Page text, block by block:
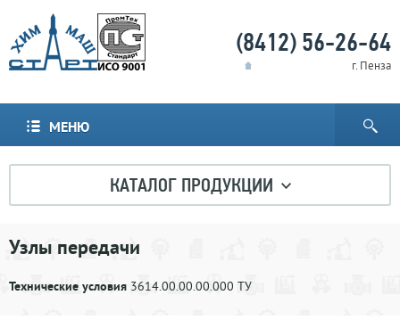
(8412) 56-26-64
г. Пенза
МЕНЮ
КАТАЛОГ ПРОДУКЦИИ
Узлы передачи
Технические условия 3614.00.00.00.000 ТУ